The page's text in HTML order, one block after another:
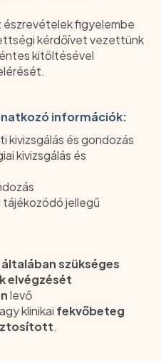
észrevételek figyelembe
kérdőívet vezettünk
kitöltésével
információk:
kivizsgálás és gondozás
kivizsgálás és
tájékozódó jellegű
általában szükséges
elvégzését
levő
klinikai fekvőbeteg
.